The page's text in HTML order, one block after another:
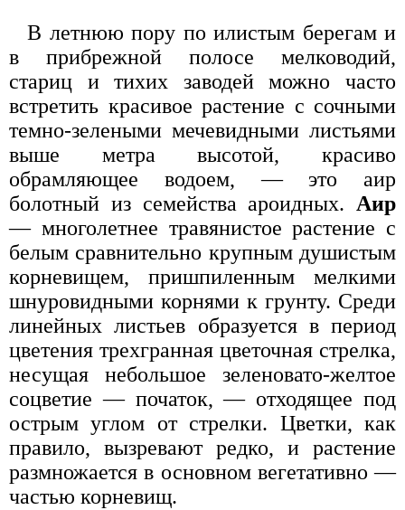
В летнюю пору по илистым берегам и
в прибрежной полосе мелководий,
стариц и тихих заводей можно часто
встретить красивое растение с сочными
темно-зелеными мечевидными листьями
выше метра высотой, красиво
обрамляющее водоем, — это аир
болотный из семейства ароидных. Аир
— многолетнее травянистое растение с
белым сравнительно крупным душистым
корневищем, пришпиленным мелкими
шнуровидными корнями к грунту. Среди
линейных листьев образуется в период
цветения трехгранная цветочная стрелка,
несущая небольшое зеленовато-желтое
соцветие — початок, — отходящее под
острым углом от стрелки. Цветки, как
правило, вызревают редко, и растение
размножается в основном вегетативно —
частью корневищ.